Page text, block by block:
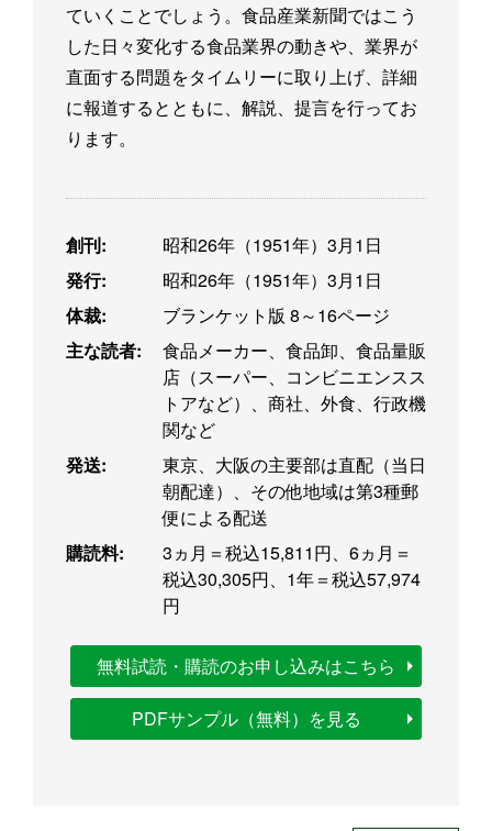
ていくことでしょう。食品産業新聞ではこう
した日々変化する食品業界の動きや、業界が
直面する問題をタイムリーに取り上げ、詳細
に報道するとともに、解説、提言を行ってお
ります。
創刊:
昭和26年（1951年）3月1日
発行:
昭和26年（1951年）3月1日
体裁:
ブランケット版 8～16ページ
主な読者:
食品メーカー、食品卸、食品量販
店（スーパー、コンビニエンスス
トアなど）、商社、外食、行政機
関など
発送:
東京、大阪の主要部は直配（当日
朝配達）、その他地域は第3種郵
便による配送
購読料:
3ヵ月＝税込15,811円、6ヵ月＝
税込30,305円、1年＝税込57,974
円
無料試読・購読のお申し込みはこちら
PDFサンプル（無料）を見る